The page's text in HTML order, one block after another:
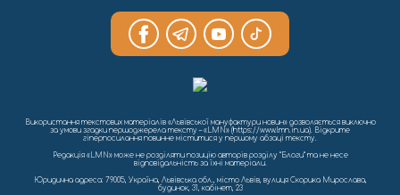
Використання текстових матеріалів «Львівської мануфактури новин» дозволяється виключно
за умови згадки першоджерела тексту – «LMN» (https://www.lmn.in.ua). Відкрите
гіперпосилання повинне міститися у першому абзаці тексту.
Редакція «LMN» може не розділяти позицію авторів розділу “Блоги” та не несе
відповідальність за їхні матеріали.
Юридична адреса: 79005, Україна, Львівська обл., місто Львів, вулиця Скорика Мирослава,
будинок, 31, кабінет, 23